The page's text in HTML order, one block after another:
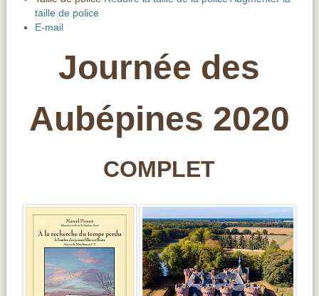
taille de police
E-mail
Journée des
Aubépines 2020
COMPLET